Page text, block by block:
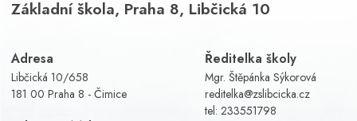
Základní škola, Praha 8, Libčická 10
Adresa
Libčická 10/658
181 00 Praha 8 - Čimice
Ředitelka školy
Mgr. Štěpánka Sýkorová
reditelka@zslibcicka.cz
tel: 233551798